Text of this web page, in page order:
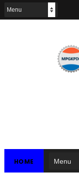
HOME